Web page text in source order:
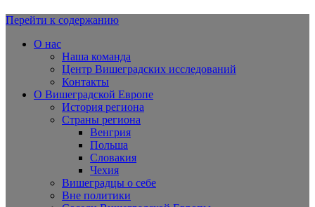
Вишеградская Европа
Перейти к содержанию
О нас
Наша команда
Центр Вишеградских исследований
Контакты
О Вишеградской Европе
История региона
Страны региона
Венгрия
Польша
Словакия
Чехия
Вишеградцы о себе
Вне политики